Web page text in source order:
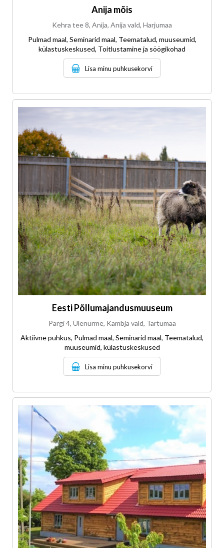
Anija mõis
Kehra tee 8, Anija, Anija vald, Harjumaa
Pulmad maal, Seminarid maal, Teematalud, muuseumid,
külastuskeskused, Toitlustamine ja söögikohad
Lisa minu puhkusekorvi
Eesti Põllumajandusmuuseum
Pargi 4, Ülenurme, Kambja vald, Tartumaa
Aktiivne puhkus, Pulmad maal, Seminarid maal, Teematalud,
muuseumid, külastuskeskused
Lisa minu puhkusekorvi